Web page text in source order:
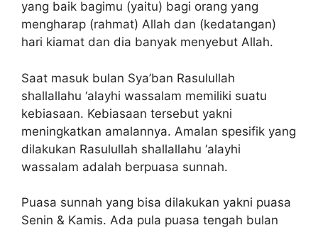
yang baik bagimu (yaitu) bagi orang yang
mengharap (rahmat) Allah dan (kedatangan)
hari kiamat dan dia banyak menyebut Allah.
Saat masuk bulan Sya’ban Rasulullah
shallallahu ‘alayhi wassalam memiliki suatu
kebiasaan. Kebiasaan tersebut yakni
meningkatkan amalannya. Amalan spesifik yang
dilakukan Rasulullah shallallahu ‘alayhi
wassalam adalah berpuasa sunnah.
Puasa sunnah yang bisa dilakukan yakni puasa
Senin & Kamis. Ada pula puasa tengah bulan